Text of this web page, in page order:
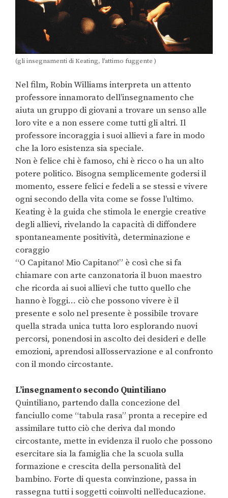
(gli insegnamenti di Keating, l’attimo fuggente )
Nel film, Robin Williams interpreta un attento
professore innamorato dell’insegnamento che
aiuta un gruppo di giovani a trovare un senso alle
loro vite e a non essere come tutti gli altri. Il
professore incoraggia i suoi allievi a fare in modo
che la loro esistenza sia speciale.
Non è felice chi è famoso, chi è ricco o ha un alto
potere politico. Bisogna semplicemente godersi il
momento, essere felici e fedeli a se stessi e vivere
ogni secondo della vita come se fosse l’ultimo.
Keating è la guida che stimola le energie creative
degli allievi, rivelando la capacità di diffondere
spontaneamente positività, determinazione e
coraggio
“O Capitano! Mio Capitano!” è così che si fa
chiamare con arte canzonatoria il buon maestro
che ricorda ai suoi allievi che tutto quello che
hanno è l’oggi… ciò che possono vivere è il
presente e solo nel presente è possibile trovare
quella strada unica tutta loro esplorando nuovi
percorsi, ponendosi in ascolto dei desideri e delle
emozioni, aprendosi all’osservazione e al confronto
con il mondo circostante.
L’insegnamento secondo Quintiliano
Quintiliano, partendo dalla concezione del
fanciullo come “tabula rasa” pronta a recepire ed
assimilare tutto ciò che deriva dal mondo
circostante, mette in evidenza il ruolo che possono
esercitare sia la famiglia che la scuola sulla
formazione e crescita della personalità del
bambino. Forte di questa convinzione, passa in
rassegna tutti i soggetti coinvolti nell’educazione.